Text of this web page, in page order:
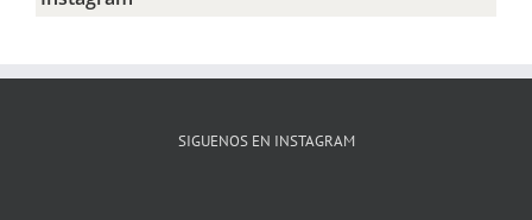
SIGUENOS EN INSTAGRAM